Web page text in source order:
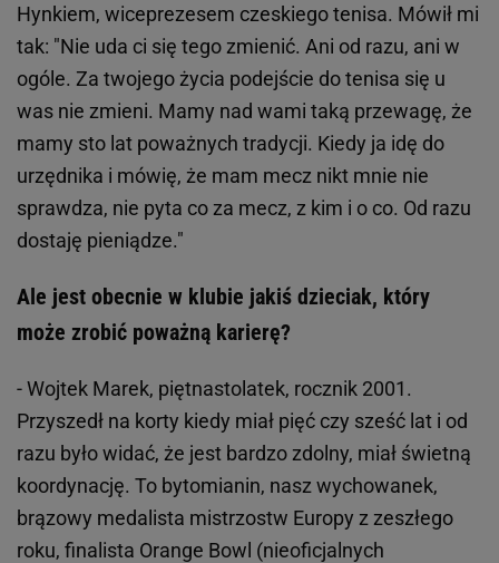
Hynkiem, wiceprezesem czeskiego tenisa. Mówił mi
tak: "Nie uda ci się tego zmienić. Ani od razu, ani w
ogóle. Za twojego życia podejście do tenisa się u
was nie zmieni. Mamy nad wami taką przewagę, że
mamy sto lat poważnych tradycji. Kiedy ja idę do
urzędnika i mówię, że mam mecz nikt mnie nie
sprawdza, nie pyta co za mecz, z kim i o co. Od razu
dostaję pieniądze."
Ale jest obecnie w klubie jakiś dzieciak, który
może zrobić poważną karierę?
- Wojtek Marek, piętnastolatek, rocznik 2001.
Przyszedł na korty kiedy miał pięć czy sześć lat i od
razu było widać, że jest bardzo zdolny, miał świetną
koordynację. To bytomianin, nasz wychowanek,
brązowy medalista mistrzostw Europy z zeszłego
roku, finalista Orange Bowl (nieoficjalnych